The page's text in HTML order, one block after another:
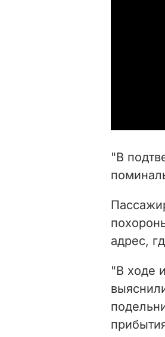
"В
адрес,
"В ходе